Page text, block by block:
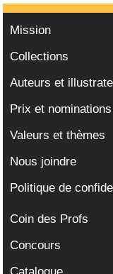
Mission
Collections
Auteurs et
Prix et nominations
Valeurs et thèmes
Nous joindre
Politique de
Coin des Profs
Concours